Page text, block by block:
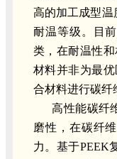
高的加工成型温
耐温等级。目
类，在耐温性
材料并非为最
合材料进行碳纤
高性能碳纤维
磨性，在碳纤
力。基于PEEK